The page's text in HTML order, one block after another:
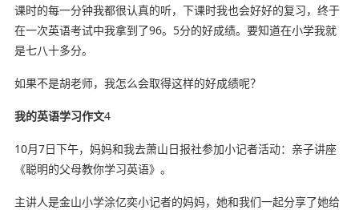
课时的每一分钟我都很认真的听，下课时我也会好好的复习，终于
在一次英语考试中我拿到了96。5分的好成绩。要知道在小学我就
是七八十多分。
如果不是胡老师，我怎么会取得这样的好成绩呢？
我的英语学习作文4
10月7日下午，妈妈和我去萧山日报社参加小记者活动：亲子讲座
《聪明的父母教你学习英语》。
主讲人是金山小学涂亿奕小记者的妈妈，她和我们一起分享了她给